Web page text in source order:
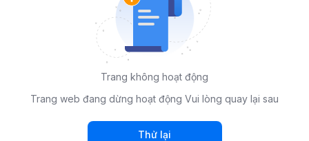
Trang không hoạt động
Trang web đang dừng hoạt động Vui lòng quay lại sau
Thử lại